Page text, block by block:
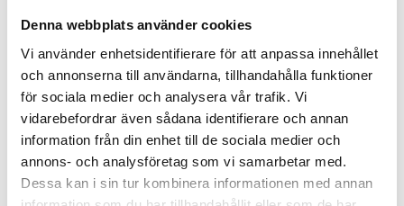
Denna webbplats använder cookies
Vi använder enhetsidentifierare för att anpassa innehållet
och annonserna till användarna, tillhandahålla funktioner
för sociala medier och analysera vår trafik. Vi
vidarebefordrar även sådana identifierare och annan
information från din enhet till de sociala medier och
annons- och analysföretag som vi samarbetar med.
Dessa kan i sin tur kombinera informationen med annan
Låt oss göra din flytt enklare och stressfri!
Nyhetsarkiv
Huvudrubrik
▼
Publicerat